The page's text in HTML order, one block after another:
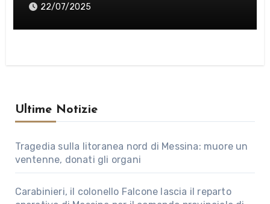
22/07/2025
Ultime Notizie
Tragedia sulla litoranea nord di Messina: muore un
ventenne, donati gli organi
Carabinieri, il colonello Falcone lascia il reparto